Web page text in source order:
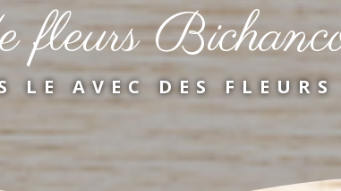
fleurs
LE AVEC DES FLEURS